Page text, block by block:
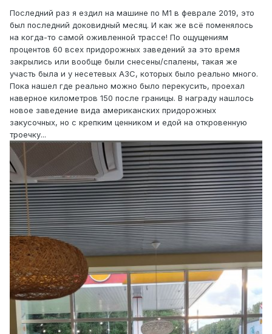
Последний раз я ездил на машине по М1 в феврале 2019, это
был последний доковидный месяц. И как же всё поменялось
на когда-то самой оживленной трассе! По ощущениям
процентов 60 всех придорожных заведений за это время
закрылись или вообще были снесены/спалены, такая же
участь была и у несетевых АЗС, которых было реально много.
Пока нашел где реально можно было перекусить, проехал
наверное километров 150 после границы. В награду нашлось
новое заведение вида американских придорожных
закусочных, но с крепким ценником и едой на откровенную
троечку...